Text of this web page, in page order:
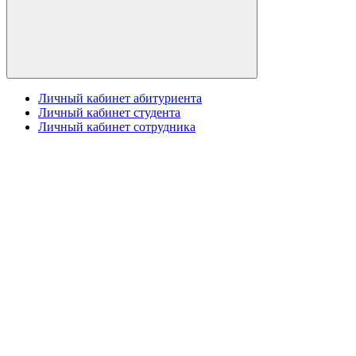
Личный кабинет абитуриента
Личный кабинет студента
Личный кабинет сотрудника